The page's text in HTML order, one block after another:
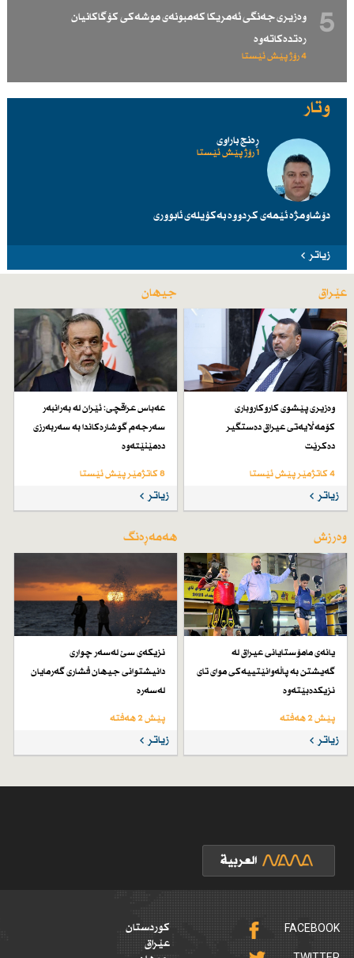
5
وەزیری جەنگی ئەمریكا كەمبونەی موشەكی كۆگاكانیان
رەتدەكاتەوە
4 رۆژ پێش ئێستا
وتار
ڕەنج باراوی
1 رۆژ پێش ئێستا
دۆشاومژە ئێمەی کردووە بەکۆیلەی ئابووری
زیاتر
عێراق
وەزیری پێشوی كاروكاروباری
كۆمەڵایەتی عیراق دەستگیر
دەكرێت
4 کاتژمێر پێش ئێستا
زیاتر
جیهان
عەباس عراقچی: ئێران لە بەرانبەر
سەرجەم گوشارەكاندا بە سەربەرزی
دەمێنێتەوە
8 کاتژمێر پێش ئێستا
زیاتر
وەرزش
یانەی مامۆستایانی عیراق لە
گەیشتن بە پاڵەوانێتییەكی موای تای
نزیكدەبێتەوە
پێش 2 هەفتە
زیاتر
هەمەڕەنگ
نزیكەی سێ لەسەر چواری
دانیشتوانی جیهان فشاری گەرمایان
لەسەرە
پێش 2 هەفتە
زیاتر
FACEBOOK
کوردستان
عێراق